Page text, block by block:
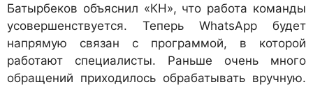
Батырбеков объяснил «КН», что работа команды
усовершенствуется. Теперь WhatsApp будет
напрямую связан с программой, в которой
работают специалисты. Раньше очень много
обращений приходилось обрабатывать вручную.